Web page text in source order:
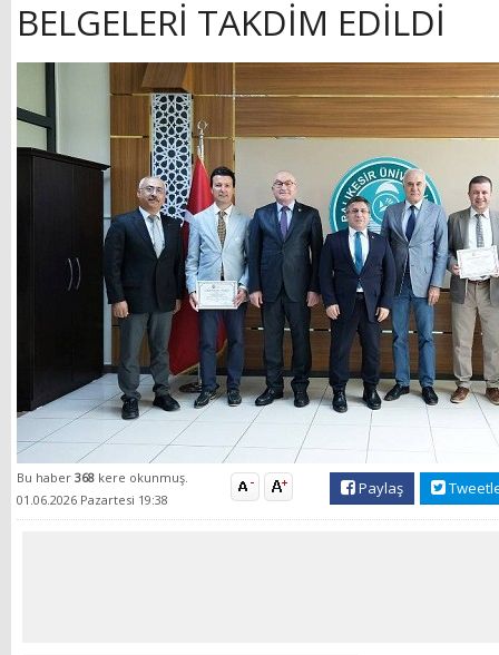
BELGELERİ TAKDİM EDİLDİ
Bu haber 368 kere okunmuş.
01.06.2026 Pazartesi 19:38
Paylaş